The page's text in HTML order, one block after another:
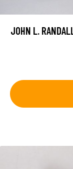
JOHN L.